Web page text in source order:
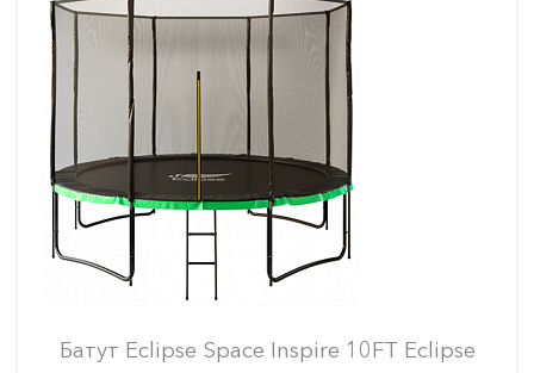
Батут Eclipse Space Inspire 10FT Eclipse